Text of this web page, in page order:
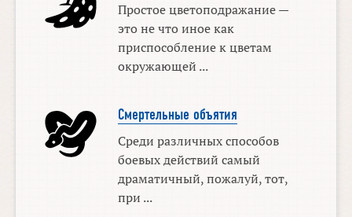
Простое цветоподражание —
это не что иное как
приспособление к цветам
окружающей ...
Смертельные объятия
Среди различных способов
боевых действий самый
драматичный, пожалуй, тот,
при ...